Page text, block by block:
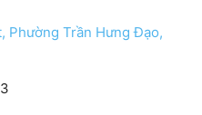
Phường Trần Hưng Đạo,